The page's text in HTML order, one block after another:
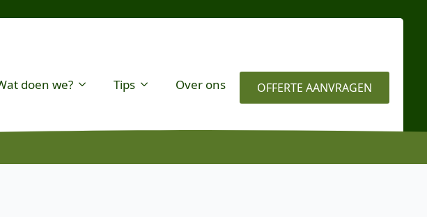
doen we? Tips Over ons OFFERTE AANVRAGEN